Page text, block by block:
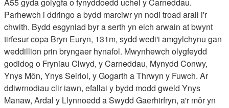
Parhewch i ddringo a bydd marciwr yn nodi troad arall i'r
chwith. Bydd esgyniad byr a serth yn eich arwain at bwynt
tirfesur copa Bryn Euryn, 131m, sydd wedi'i amgylchynu gan
weddillion prin bryngaer hynafol. Mwynhewch olygfeydd
godidog o Fryniau Clwyd, y Carneddau, Mynydd Conwy,
Ynys Môn, Ynys Seiriol, y Gogarth a Thrwyn y Fuwch. Ar
ddiwrnodiau clir iawn, efallai y bydd modd gweld Ynys
Manaw, Ardal y Llynnoedd a Swydd Gaerhirfryn, a'r môr yn